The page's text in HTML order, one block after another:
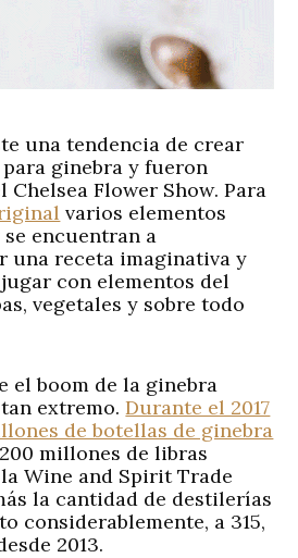
una tendencia de crear
ginebra y fueron
Chelsea Flower Show. Para
varios elementos
encuentran a
una receta imaginativa y
con elementos del
vegetales y sobre todo
el boom de la ginebra
extremo.Durante el 2017
de botellas de ginebra
millones de libras
Wine and Spirit Trade
la cantidad de destilerías
considerablemente, a 315,
2013.